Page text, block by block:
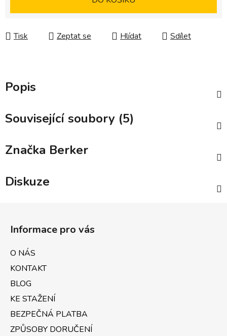
Tisk Zeptat se Hlídat Sdílet
Popis
Související soubory (5)
Značka Berker
Diskuze
Informace pro vás
O NÁS
KONTAKT
BLOG
KE STAŽENÍ
BEZPEČNÁ PLATBA
ZPŮSOBY DORUČENÍ